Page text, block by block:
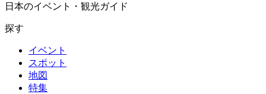
日本のイベント・観光ガイド
探す
イベント
スポット
地図
特集